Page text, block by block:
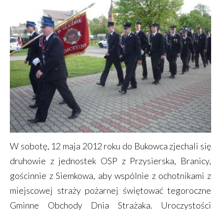
W sobotę, 12 maja 2012 roku do Bukowca zjechali się
druhowie z jednostek OSP z Przysierska, Branicy,
gościnnie z Siemkowa, aby wspólnie z ochotnikami z
miejscowej straży pożarnej świętować tegoroczne
Gminne Obchody Dnia Strażaka. Uroczystości